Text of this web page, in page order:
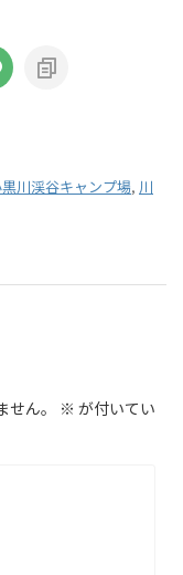
川渓谷キャンプ場, 川
ん。 ※ が付いてい